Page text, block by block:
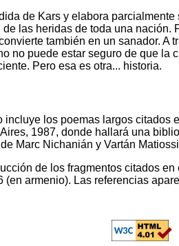
de Kars y elabora
las heridas de toda una nación.
también en un sanador.
no puede estar seguro de que la
Pero esa es otra... historia.
incluye los poemas largos
1987, donde hallará una
Marc Nichanián y Vartán
de los fragmentos citados
(en armenio). Las referencias